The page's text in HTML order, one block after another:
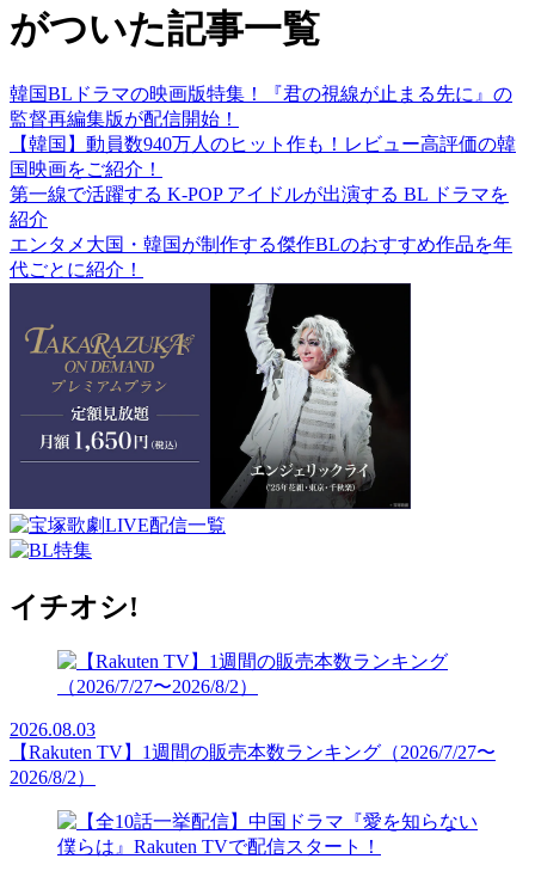
がついた記事一覧
韓国BLドラマの映画版特集！『君の視線が止まる先に』の
監督再編集版が配信開始！
【韓国】動員数940万人のヒット作も！レビュー高評価の韓
国映画をご紹介！
第一線で活躍する K-POP アイドルが出演する BL ドラマを
紹介
エンタメ大国・韓国が制作する傑作BLのおすすめ作品を年
代ごとに紹介！
イチオシ!
2026.08.03
【Rakuten TV】1週間の販売本数ランキング（2026/7/27〜
2026/8/2）